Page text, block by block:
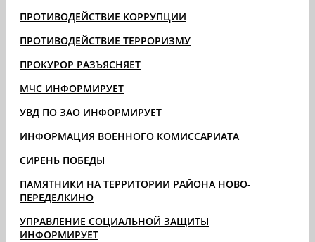
ПРОТИВОДЕЙСТВИЕ КОРРУПЦИИ
ПРОТИВОДЕЙСТВИЕ ТЕРРОРИЗМУ
ПРОКУРОР РАЗЪЯСНЯЕТ
МЧС ИНФОРМИРУЕТ
УВД ПО ЗАО ИНФОРМИРУЕТ
ИНФОРМАЦИЯ ВОЕННОГО КОМИССАРИАТА
СИРЕНЬ ПОБЕДЫ
ПАМЯТНИКИ НА ТЕРРИТОРИИ РАЙОНА НОВО-
ПЕРЕДЕЛКИНО
УПРАВЛЕНИЕ СОЦИАЛЬНОЙ ЗАЩИТЫ
ИНФОРМИРУЕТ